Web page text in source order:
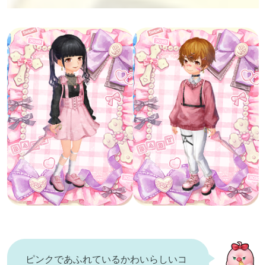
ピンクであふれているかわいらしいコ